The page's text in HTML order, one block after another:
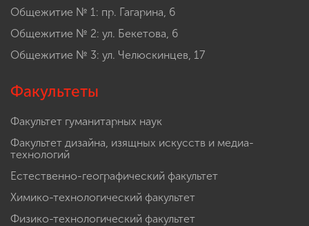
Общежитие № 1: пр. Гагарина, 6
Общежитие № 2: ул. Бекетова, 6
Общежитие № 3: ул. Челюскинцев, 17
Факультеты
Факультет гуманитарных наук
Факультет дизайна, изящных искусств и медиа-
технологий
Естественно-географический факультет
Химико-технологический факультет
Физико-технологический факультет